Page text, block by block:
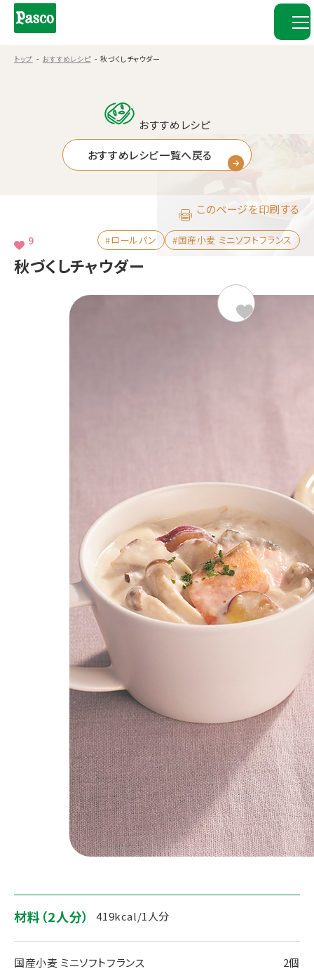
トップ おすすめレシピ 秋づくしチャウダー
おすすめレシピ
おすすめレシピ一覧へ戻る
秋づくしチャウダー
9 #ロールパン #国産小麦 ミニソフトフランス
このページを印刷する
材料（2人分） 419kcal/1人分
国産小麦 ミニソフトフランス 2個